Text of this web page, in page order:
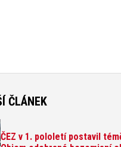
ČLÁNEK
ČEZ v 1. pololetí postavil